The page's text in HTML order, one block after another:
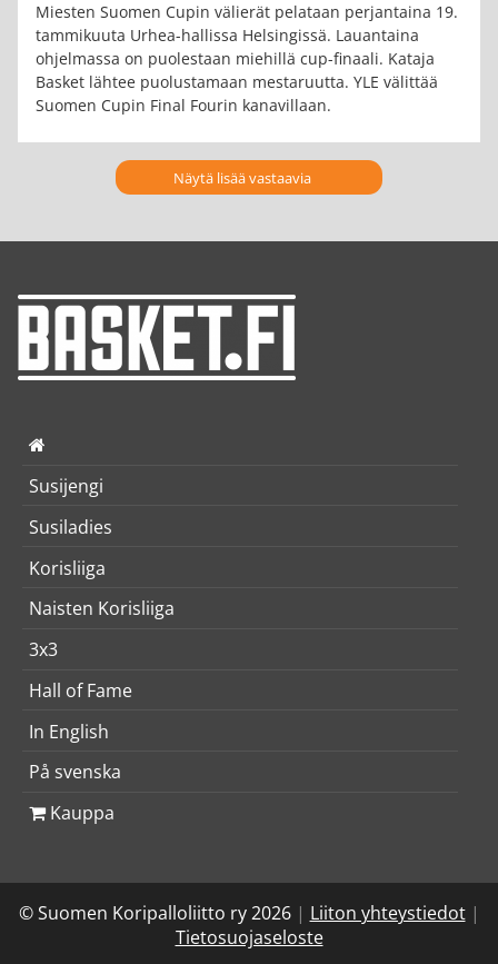
Miesten Suomen Cupin välierät pelataan perjantaina 19.
tammikuuta Urhea-hallissa Helsingissä. Lauantaina
ohjelmassa on puolestaan miehillä cup-finaali. Kataja
Basket lähtee puolustamaan mestaruutta. YLE välittää
Suomen Cupin Final Fourin kanavillaan.
Näytä lisää vastaavia
Susijengi
Susiladies
Korisliiga
Naisten Korisliiga
3x3
Hall of Fame
In English
På svenska
Kauppa
© Suomen Koripalloliitto ry 2026 | Liiton yhteystiedot |
Tietosuojaseloste